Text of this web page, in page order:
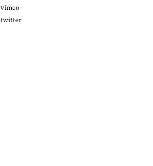
vimeo
twitter